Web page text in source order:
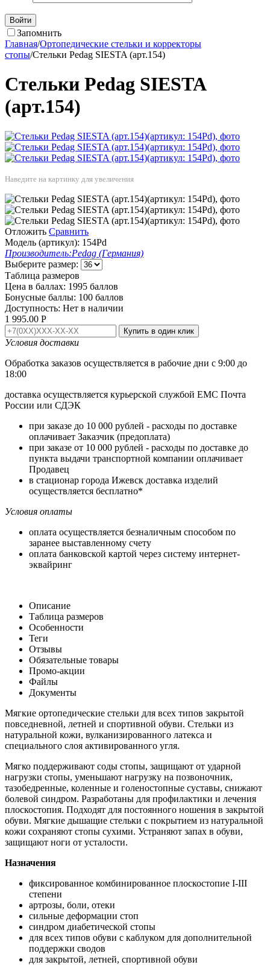
Войти
Запомнить
Главная/Ортопедические стельки и корректоры
стопы/Стельки Pedag SIESTA (арт.154)
Стельки Pedag SIESTA
(арт.154)
Наведите на картинку для увеличения
Отложить Сравнить
Модель (артикул): 154Pd
Производитель:Pedag (Германия)
Выберите размер:
Таблица размеров
Цена в баллах: 1995 баллов
Бонусные баллы: 100 баллов
Доступность: Нет в наличии
1 995.00 Р
Купить в один клик
Условия доставки
Обработка заказов осуществляется в рабочие дни с 9:00 до
18:00
доставка осуществляется курьерской службой ЕМС Почта
России или СДЭК
при заказе до 10 000 рублей - расходы по доставке
оплачивает Заказчик (предоплата)
при заказе от 10 000 рублей - расходы по доставке до
пункта выдачи транспортной компании оплачивает
Продавец
в стационар города Ижевск доставка изделий
осуществляется бесплатно*
Условия оплаты
оплата осуществляется безналичным способом по
заранее выставленному счету
оплата банковской картой через систему интернет-
эквайринг
Описание
Таблица размеров
Особенности
Теги
Отзывы
Обязательные товары
Промо-акции
Файлы
Документы
Мягкие ортопедические стельки для всех типов закрытой
повседневной, летней и спортивной обуви. Стельки из
натуральной кожи, вулканизированного латекса и
специального слоя активированного угля.
Мягко поддерживают соды стопы, защищают от ударной
нагрузки стопы, уменьшают нагрузку на позвоночник,
тазобедренные, коленные и голеностопные суставы, снижают
болевой синдром. Разработаны для профилактики и лечения
плоскостопия. Подходят для постоянного ношения в закрытой
обуви. Мягкие дышащие стельки с покрытием из натуральной
кожи сохраняют стопы сухими. Устраняют запах в обуви,
защищают ноги от усталости.
Назначения
фиксированное комбинированное плоскостопие I-III
степени
артрозы, боли, отеки
сильные деформации стоп
синдром диабетической стопы
для всех типов обуви с каблуком для дополнительной
поддержки сводов
для закрытой, летней, спортивной обуви